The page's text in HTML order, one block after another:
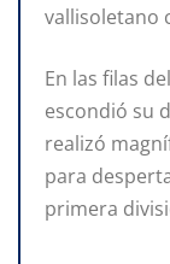
vallisoletano
En las filas
escondió su
realizó
para
primera